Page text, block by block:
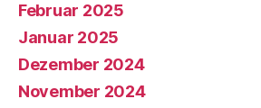
Februar 2025
Januar 2025
Dezember 2024
November 2024